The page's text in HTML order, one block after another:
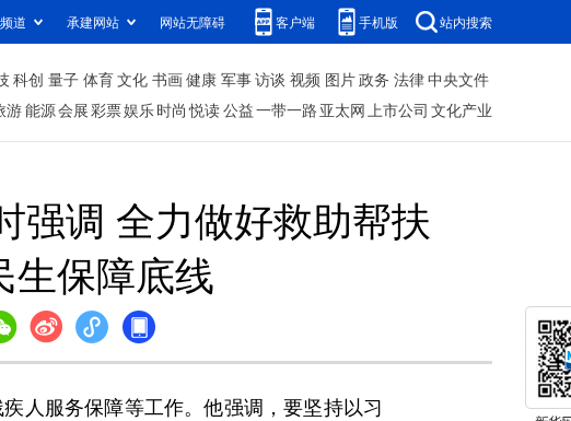
道 承建网站 网站无障碍 客户端 手机版 站内搜索
科创 量子 体育文化 书画健康 军事访谈 视频 图片政务 法律中央文件
游能源会展彩票娱乐时尚 悦读公益一带一路 亚太网上市公司 文化产业
强调 全力做好救助帮扶
生保障底线
人服务保障等工作。他强调，要坚持以习